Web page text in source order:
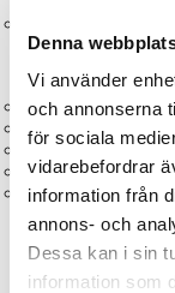
Denna
Vi använder
och annonserna
för sociala
vidarebefordrar
information från
annons- och
Dessa kan i sin
information som
📋 Egenskaper
Typ:
Serie: Sommen
Material: Rostfritt
Utförande:
Funktioner: